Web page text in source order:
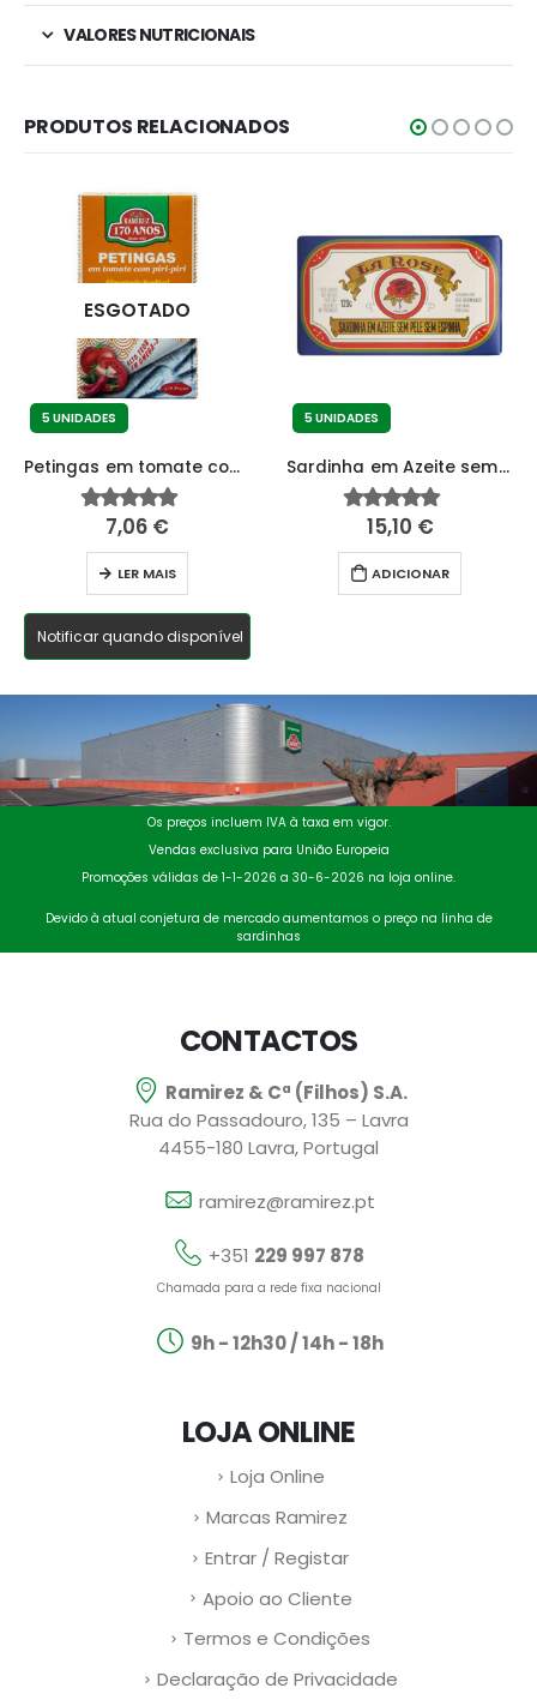
VALORES NUTRICIONAIS
PRODUTOS RELACIONADOS
ESGOTADO
5 UNIDADES
Petingas em tomate com Piri-piri
fora de 5
7,06 €
LER MAIS
Notificar quando disponível
5 UNIDADES
Sardinha em Azeite sem Pele sem Espinha
fora de 5
15,10 €
ADICIONAR
Os preços incluem IVA à taxa em vigor.
Vendas exclusiva para União Europeia
Promoções válidas de 1-1-2026 a 30-6-2026 na loja online.
Devido à atual conjetura de mercado aumentamos o preço na linha de
sardinhas
CONTACTOS
Ramirez & Cª (Filhos) S.A.
Rua do Passadouro, 135 – Lavra
4455-180 Lavra, Portugal
ramirez@ramirez.pt
+351 229 997 878
Chamada para a rede fixa nacional
9h - 12h30 / 14h - 18h
LOJA ONLINE
Loja Online
Marcas Ramirez
Entrar / Registar
Apoio ao Cliente
Termos e Condições
Declaração de Privacidade